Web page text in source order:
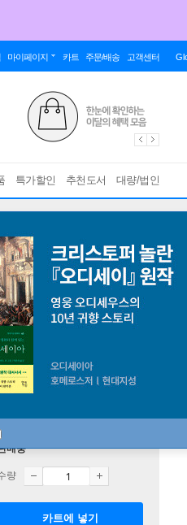
마이페이지 카트 주문/배송 고객센터
특가할인 추천도서 대량/법인
매중
량
카트에 넣기